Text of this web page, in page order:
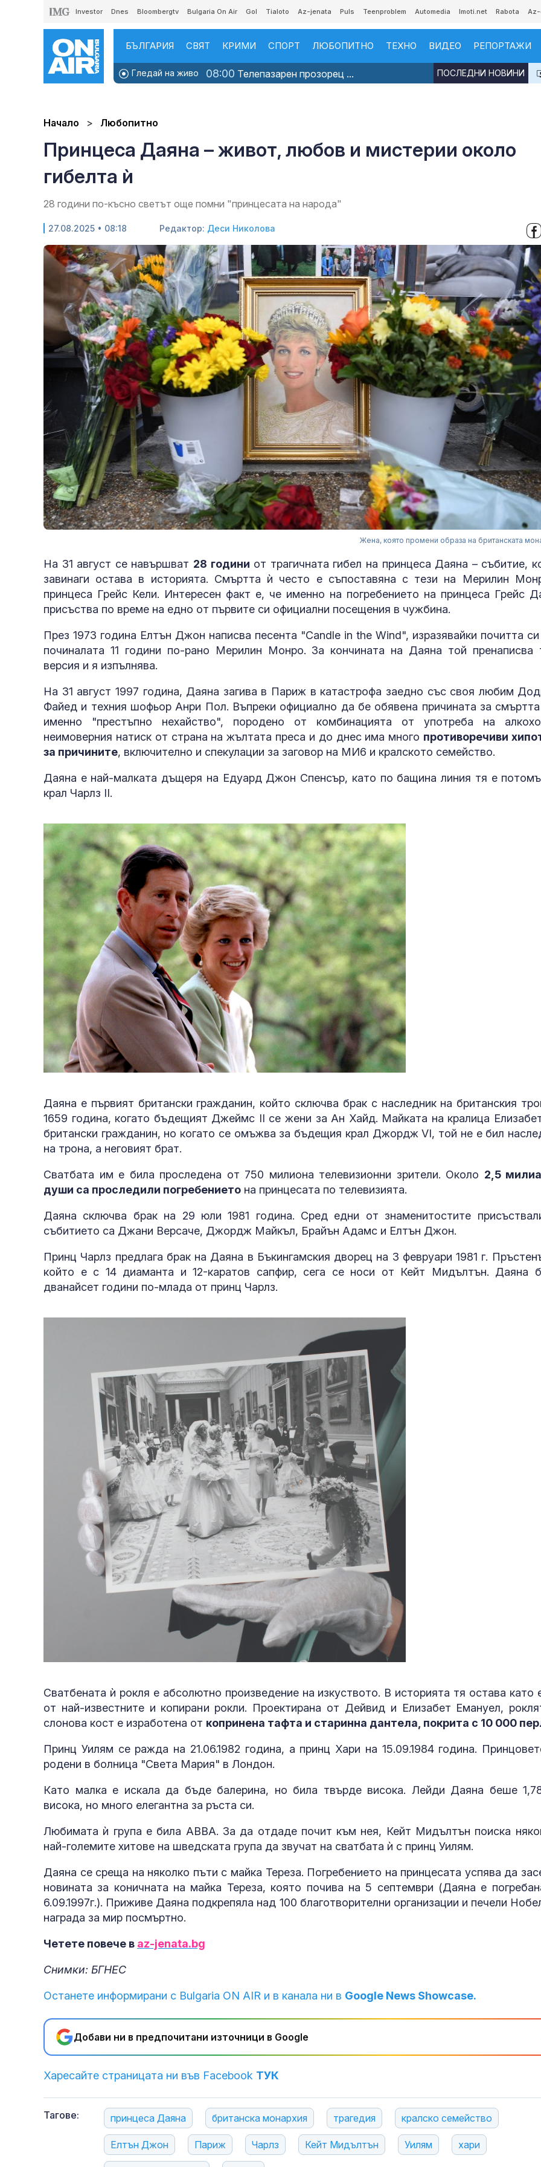
Investor Dnes Bloombergtv Bulgaria On Air Gol Tialoto Az-jenata Puls Teenproblem Automedia Imoti.net Rabota Az-
БЪЛГАРИЯ СВЯТ КРИМИ СПОРТ ЛЮБОПИТНО ТЕХНО ВИДЕО РЕПОРТАЖИ
Гледай на живо 08:00 Телепазарен прозорец ... ПОСЛЕДНИ НОВИНИ
Начало Любопитно
Принцеса Даяна – живот, любов и мистерии около
гибелта ѝ
28 години по-късно светът още помни "принцесата на народа"
27.08.2025 • 08:18 Редактор: Деси Николова
Жена, която промени образа на британската
На 31 август се навършват 28 години от трагичната гибел на принцеса Даяна – събитие,
завинаги остава в историята. Смъртта ѝ често е съпоставяна с тези на Мерилин
принцеса Грейс Кели. Интересен факт е, че именно на погребението на принцеса Грейс
присъства по време на едно от първите си официални посещения в чужбина.
През 1973 година Елтън Джон написва песента "Candle in the Wind", изразявайки почитта
починалата 11 години по-рано Мерилин Монро. За кончината на Даяна той пренаписва
версия и я изпълнява.
На 31 август 1997 година, Даяна загива в Париж в катастрофа заедно със своя любим
Файед и техния шофьор Анри Пол. Въпреки официално да бе обявена причината за
именно "престъпно нехайство", породено от комбинацията от употреба на
неимоверния натиск от страна на жълтата преса и до днес има много противоречиви
за причините, включително и спекулации за заговор на МИ6 и кралското семейство.
Даяна е най-малката дъщеря на Едуард Джон Спенсър, като по бащина линия тя е
крал Чарлз II.
Даяна е първият британски гражданин, който сключва брак с наследник на британския
1659 година, когато бъдещият Джеймс II се жени за Ан Хайд. Майката на кралица
британски гражданин, но когато се омъжва за бъдещия крал Джордж VI, той не е бил
на трона, а неговият брат.
Сватбата им е била проследена от 750 милиона телевизионни зрители. Около 2,5
души са проследили погребението на принцесата по телевизията.
Даяна сключва брак на 29 юли 1981 година. Сред едни от знаменитостите
събитието са Джани Версаче, Джордж Майкъл, Брайън Адамс и Елтън Джон.
Принц Чарлз предлага брак на Даяна в Бъкингамския дворец на 3 февруари 1981 г.
който е с 14 диаманта и 12-каратов сапфир, сега се носи от Кейт Мидълтън. Даяна
дванайсет години по-млада от принц Чарлз.
Сватбената ѝ рокля е абсолютно произведение на изкуството. В историята тя остава като
от най-известните и копирани рокли. Проектирана от Дейвид и Елизабет Емануел,
слонова кост е изработена от копринена тафта и старинна дантела, покрита с 10 000
Принц Уилям се ражда на 21.06.1982 година, а принц Хари на 15.09.1984 година.
родени в болница "Света Мария" в Лондон.
Като малка е искала да бъде балерина, но била твърде висока. Лейди Даяна беше
висока, но много елегантна за ръста си.
Любимата ѝ група е била ABBA. За да отдаде почит към нея, Кейт Мидълтън поиска
най-големите хитове на шведската група да звучат на сватбата ѝ с принц Уилям.
Даяна се среща на няколко пъти с майка Тереза. Погребението на принцесата успява да
новината за коничната на майка Тереза, която почива на 5 септември (Даяна е
6.09.1997г.). Приживе Даяна подкрепяла над 100 благотворителни организации и печели
награда за мир посмъртно.
Четете повече в az-jenata.bg
Снимки: БГНЕС
Останете информирани с Bulgaria ON AIR и в канала ни в Google News Showcase.
Добави ни в предпочитани източници в Google
Харесайте страницата ни във Facebook ТУК
Тагове: принцеса Даяна британска монархия трагедия кралско семейство
Елтън Джон Париж Чарлз Кейт Мидълтън Уилям хари
Около 100
загинали при
Сеута
Тръмп
туризъм"